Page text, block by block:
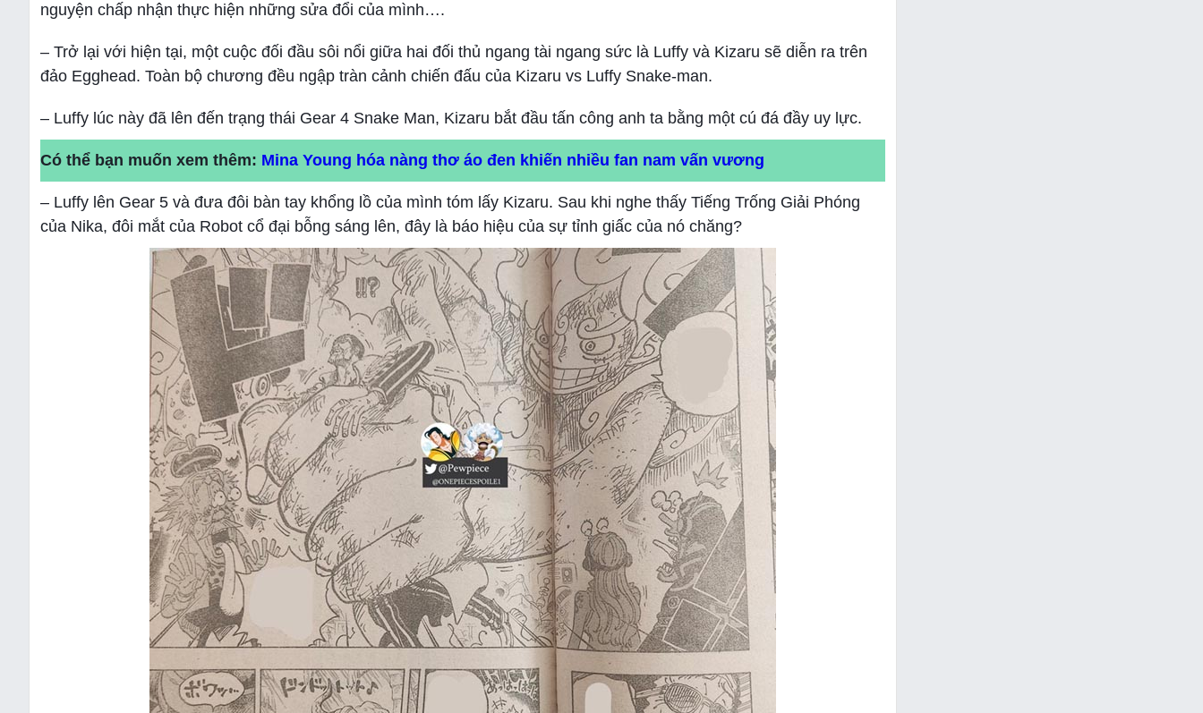
nguyện chấp nhận thực hiện những sửa đổi của mình….
– Trở lại với hiện tại, một cuộc đối đầu sôi nổi giữa hai đối thủ ngang tài ngang sức là Luffy và Kizaru sẽ diễn ra trên
đảo Egghead. Toàn bộ chương đều ngập tràn cảnh chiến đấu của Kizaru vs Luffy Snake-man.
– Luffy lúc này đã lên đến trạng thái Gear 4 Snake Man, Kizaru bắt đầu tấn công anh ta bằng một cú đá đầy uy lực.
Có thể bạn muốn xem thêm: Mina Young hóa nàng thơ áo đen khiến nhiều fan nam vấn vương
– Luffy lên Gear 5 và đưa đôi bàn tay khổng lồ của mình tóm lấy Kizaru. Sau khi nghe thấy Tiếng Trống Giải Phóng
của Nika, đôi mắt của Robot cổ đại bỗng sáng lên, đây là báo hiệu của sự tỉnh giấc của nó chăng?